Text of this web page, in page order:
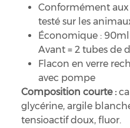
Conformément
testé sur les
Économique :
Avant = 2 tubes de
Flacon en verre
avec pompe
Composition courte :
glycérine, argile
tensioactif doux, fluor.